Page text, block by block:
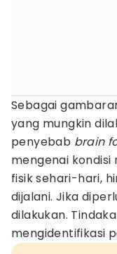
Sebagai
yang mungkin
penyebab brain
mengenai
fisik sehari-hari,
dijalani. Jika
dilakukan.
mengidentifikasi